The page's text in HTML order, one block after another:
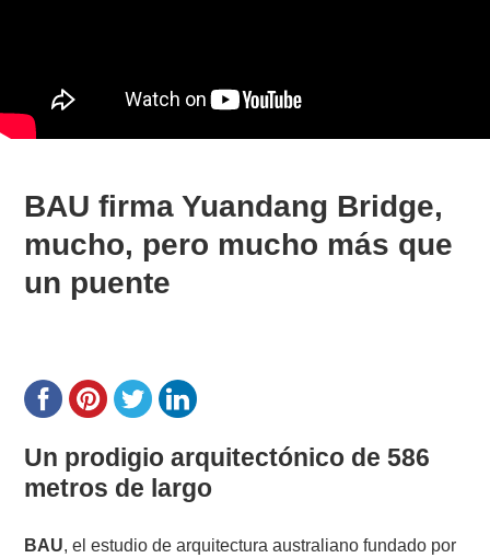
BAU firma Yuandang Bridge,
mucho, pero mucho más que
un puente
Un prodigio arquitectónico de 586
metros de largo
BAU, el estudio de arquitectura australiano fundado por